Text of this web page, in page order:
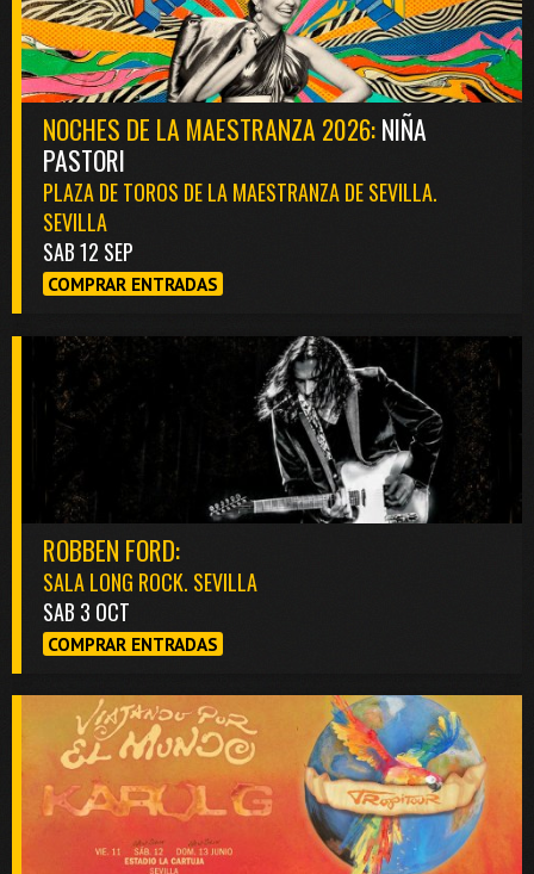
NOCHES DE LA MAESTRANZA 2026:NIÑA
PASTORI
PLAZA DE TOROS DE LA MAESTRANZA DE SEVILLA.
SEVILLA
SAB 12 SEP
COMPRAR ENTRADAS
ROBBEN FORD:
SALA LONG ROCK. SEVILLA
SAB 3 OCT
COMPRAR ENTRADAS